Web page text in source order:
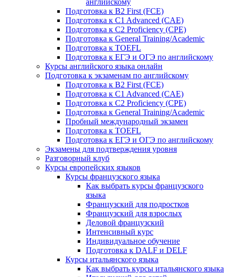
Подготовка к B2 First (FCE)
Подготовка к C1 Advanced (CAE)
Подготовка к C2 Proficiency (CPE)
Подготовка к General Training/Academic
Подготовка к TOEFL
Подготовка к ЕГЭ и ОГЭ по английскому
Курсы английского языка онлайн
Подготовка к экзаменам по английскому
Подготовка к B2 First (FCE)
Подготовка к C1 Advanced (CAE)
Подготовка к C2 Proficiency (CPE)
Подготовка к General Training/Academic
Пробный международный экзамен
Подготовка к TOEFL
Подготовка к ЕГЭ и ОГЭ по английскому
Экзамены для подтверждения уровня
Разговорный клуб
Курсы европейских языков
Курсы французского языка
Как выбрать курсы французского
языка
Французский для подростков
Французский для взрослых
Деловой французский
Интенсивный курс
Индивидуальное обучение
Подготовка к DALF и DELF
Курсы итальянского языка
Как выбрать курсы итальянского языка